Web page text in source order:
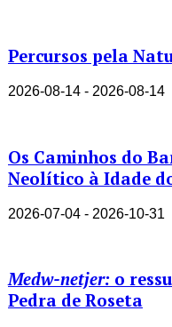
Percursos pela
2026-08-14 - 2026-08-14
Os Caminhos do
Neolítico à Idade
2026-07-04 - 2026-10-31
Medw-netjer: o
Pedra de Roseta